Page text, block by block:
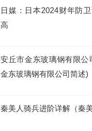
日媒：日本2024财年防
高
安丘市金东玻璃钢有限公
金东玻璃钢有限公司简述)
秦美人骑兵进阶详解（秦